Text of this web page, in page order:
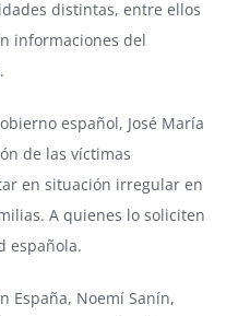
distintas, entre ellos
informaciones del
español, José María
de las víctimas
en situación irregular en
A quienes lo soliciten
española.
España, Noemí Sanín,